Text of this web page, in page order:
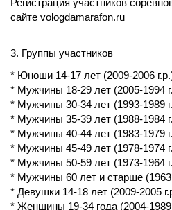
сайте vologdamarafon.ru
3. Группы участников
* Юноши 14-17 лет (2009-2006
* Мужчины 18-29 лет (2005-1994
* Мужчины 30-34 лет (1993-1989
* Мужчины 35-39 лет (1988-1984
* Мужчины 40-44 лет (1983-1979
* Мужчины 45-49 лет (1978-1974
* Мужчины 50-59 лет (1973-1964
* Мужчины 60 лет и старше (1963
* Девушки 14-18 лет (2009-2005
* Женщины 19-34 года (2004-1989